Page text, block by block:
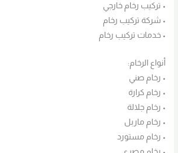
• تركيب رخام خارجي
• شركة تركيب رخام
• خدمات تركيب رخام
أنواع الرخام:
• رخام صني
• رخام كرارة
• رخام جلالة
• رخام ماربل
• رخام مستورد